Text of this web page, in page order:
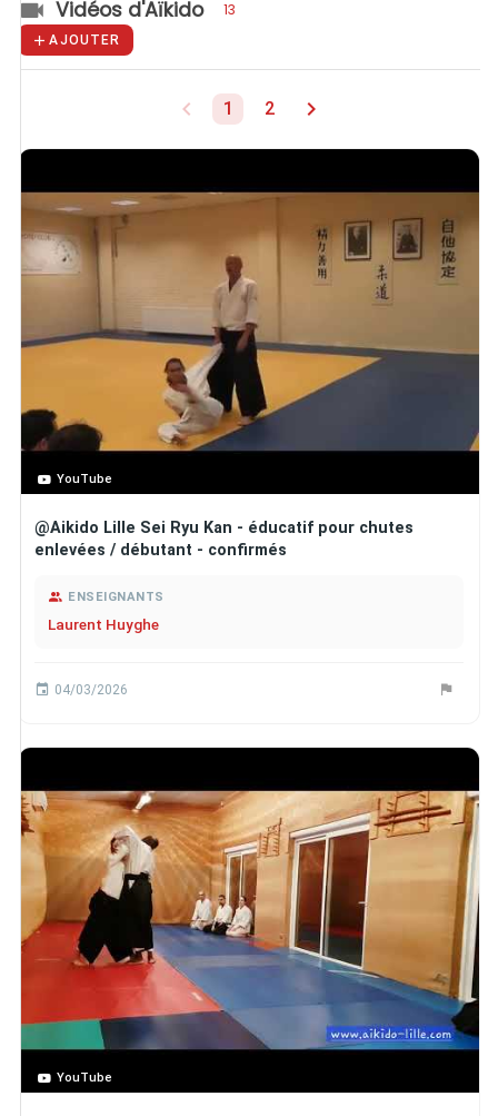
Vidéos d'Aïkido 13
AJOUTER
1 2
YouTube
@Aikido Lille Sei Ryu Kan - éducatif pour chutes
enlevées / débutant - confirmés
ENSEIGNANTS
Laurent Huyghe
04/03/2026
YouTube